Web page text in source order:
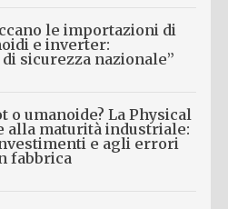
le importazioni di
e inverter:
sicurezza nazionale”
o umanoide? La Physical
alla maturità industriale:
e agli errori
fabbrica